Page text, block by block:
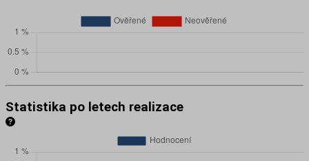
Statistika po letech realizace